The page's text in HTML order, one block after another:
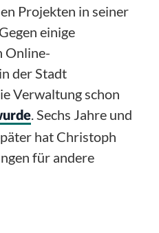
Projekten in seiner
einige
Online-
der Stadt
Verwaltung schon
. Sechs Jahre und
hat Christoph
für andere